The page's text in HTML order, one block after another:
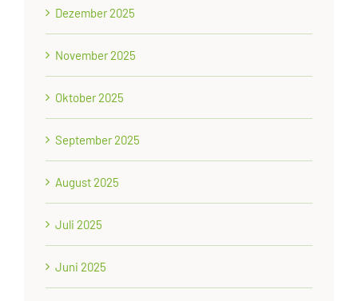
Dezember 2025
November 2025
Oktober 2025
September 2025
August 2025
Juli 2025
Juni 2025